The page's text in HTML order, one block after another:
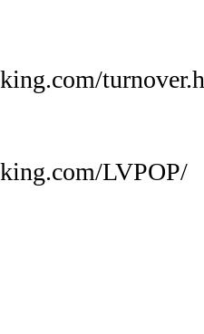
LVPOP/